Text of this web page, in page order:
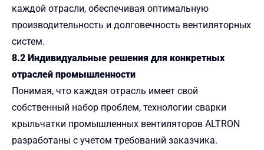
каждой отрасли, обеспечивая оптимальную
производительность и долговечность вентиляторных
систем.
8.2 Индивидуальные решения для конкретных
отраслей промышленности
Понимая, что каждая отрасль имеет свой
собственный набор проблем, технологии сварки
крыльчатки промышленных вентиляторов ALTRON
разработаны с учетом требований заказчика.